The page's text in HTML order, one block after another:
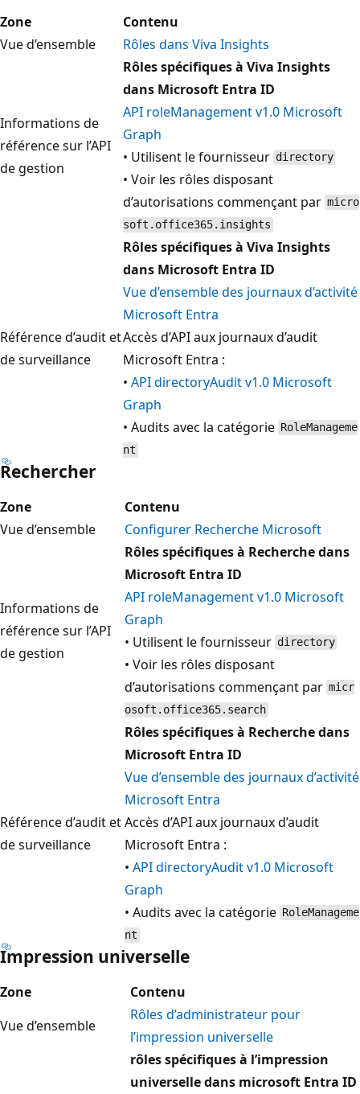
Zone
Contenu
Vue d’ensemble
Rôles dans Viva Insights
Informations de
référence sur l’API
de gestion
Rôles spécifiques à Viva Insights
dans Microsoft Entra ID
API roleManagement v1.0 Microsoft
Graph
• Utilisent le fournisseur directory
• Voir les rôles disposant
d’autorisations commençant par micro
soft.office365.insights
Référence d’audit et
de surveillance
Rôles spécifiques à Viva Insights
dans Microsoft Entra ID
Vue d’ensemble des journaux d’activité
Microsoft Entra
Accès d’API aux journaux d’audit
Microsoft Entra :
• API directoryAudit v1.0 Microsoft
Graph
• Audits avec la catégorie RoleManageme
nt
Rechercher
Zone
Contenu
Vue d’ensemble
Configurer Recherche Microsoft
Informations de
référence sur l’API
de gestion
Rôles spécifiques à Recherche dans
Microsoft Entra ID
API roleManagement v1.0 Microsoft
Graph
• Utilisent le fournisseur directory
• Voir les rôles disposant
d’autorisations commençant par micr
osoft.office365.search
Référence d’audit et
de surveillance
Rôles spécifiques à Recherche dans
Microsoft Entra ID
Vue d’ensemble des journaux d’activité
Microsoft Entra
Accès d’API aux journaux d’audit
Microsoft Entra :
• API directoryAudit v1.0 Microsoft
Graph
• Audits avec la catégorie RoleManageme
nt
Impression universelle
Zone
Contenu
Vue d’ensemble
Rôles d’administrateur pour
l’impression universelle
rôles spécifiques à l’impression
universelle dans microsoft Entra ID